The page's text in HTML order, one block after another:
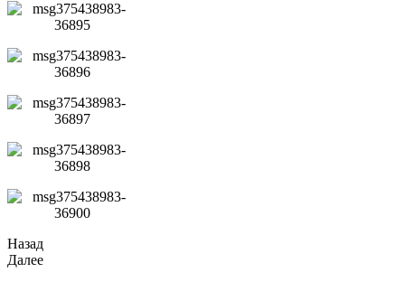
Назад
Далее